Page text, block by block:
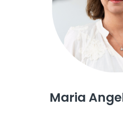
Maria